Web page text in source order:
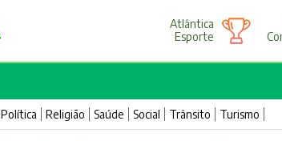
Atlântica
Esporte
Política Religião Saúde Social Trânsito Turismo